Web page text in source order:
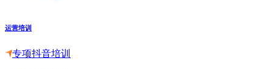
运营培训
专项抖音培训